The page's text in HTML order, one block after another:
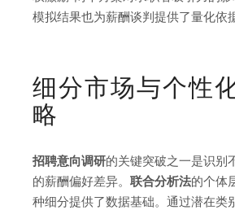
模拟结果也为薪酬谈判提供了量化依
细分市场与个性
略
招聘意向调研的关键突破之一是识别
的薪酬偏好差异。 联合分析法的个体
种细分提供了数据基础。通过潜在类